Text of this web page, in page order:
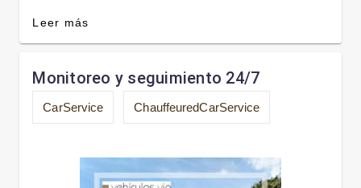
En V&V Vehículos VIP, somos experiencias.
Leer más
Monitoreo y seguimiento 24/7
CarService ChauffeuredCarService